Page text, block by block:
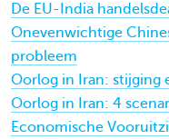
De EU-India
Onevenwichtige
probleem
Oorlog in Iran: stijging
Oorlog in Iran: 4
Economische